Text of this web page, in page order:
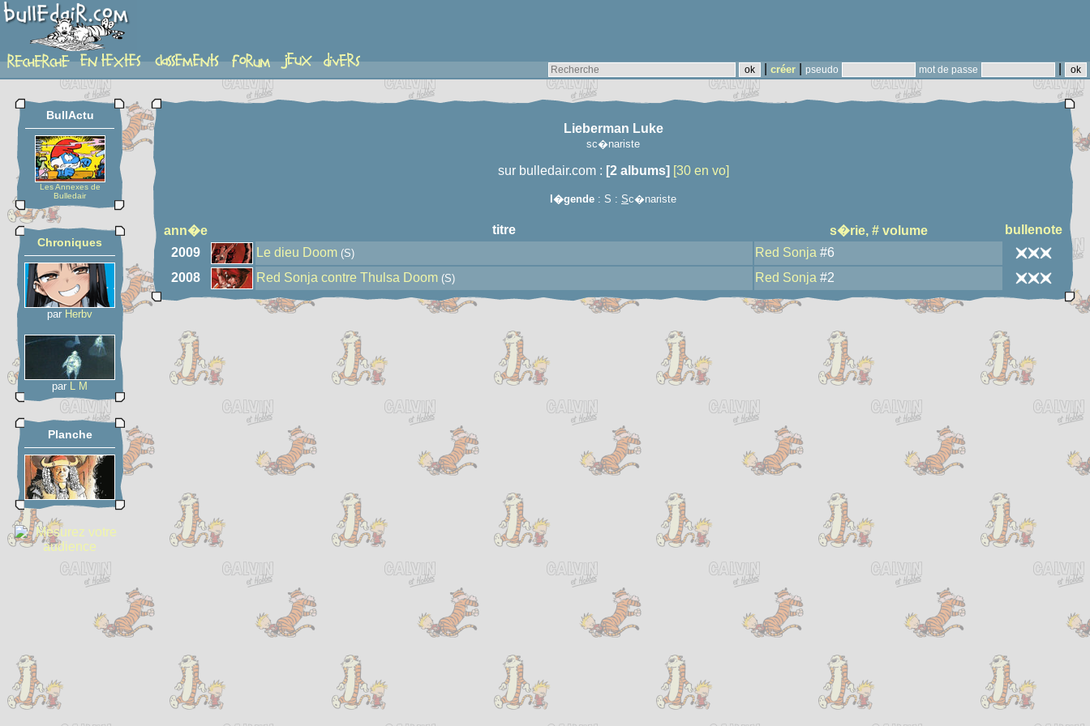
créer pseudo mot de passe
auteur
BullActu
Les Annexes de
Bulledair
Chroniques
par Herbv
par L M
Planche
Lieberman Luke
sc�nariste
sur bulledair.com : [2 albums] [30 en vo]
l�gende : S : Sc�nariste
ann�e titre s�rie, # volume
bullenote
2009
Le dieu Doom (S) Red Sonja #6
2008
Red Sonja contre Thulsa Doom (S) Red Sonja #2